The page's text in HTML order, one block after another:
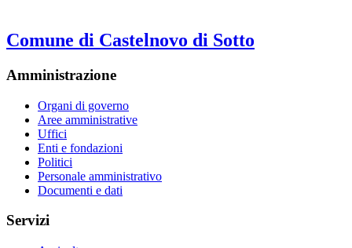
Comune di Castelnovo di Sotto
Amministrazione
Organi di governo
Aree amministrative
Uffici
Enti e fondazioni
Politici
Personale amministrativo
Documenti e dati
Servizi